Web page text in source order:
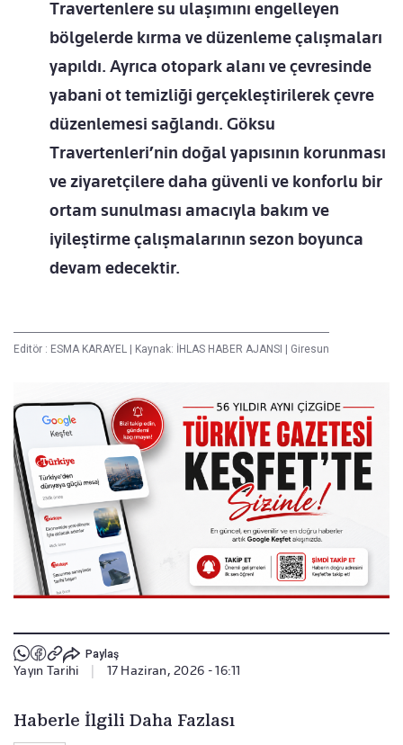
Travertenlere su ulaşımını engelleyen
bölgelerde kırma ve düzenleme çalışmaları
yapıldı. Ayrıca otopark alanı ve çevresinde
yabani ot temizliği gerçekleştirilerek çevre
düzenlemesi sağlandı. Göksu
Travertenleri’nin doğal yapısının korunması
ve ziyaretçilere daha güvenli ve konforlu bir
ortam sunulması amacıyla bakım ve
iyileştirme çalışmalarının sezon boyunca
devam edecektir.
Editör : ESMA KARAYEL Kaynak: İHLAS HABER AJANSI Giresun
Paylaş
Yayın Tarihi 17 Haziran, 2026 - 16:11
Haberle İlgili Daha Fazlası